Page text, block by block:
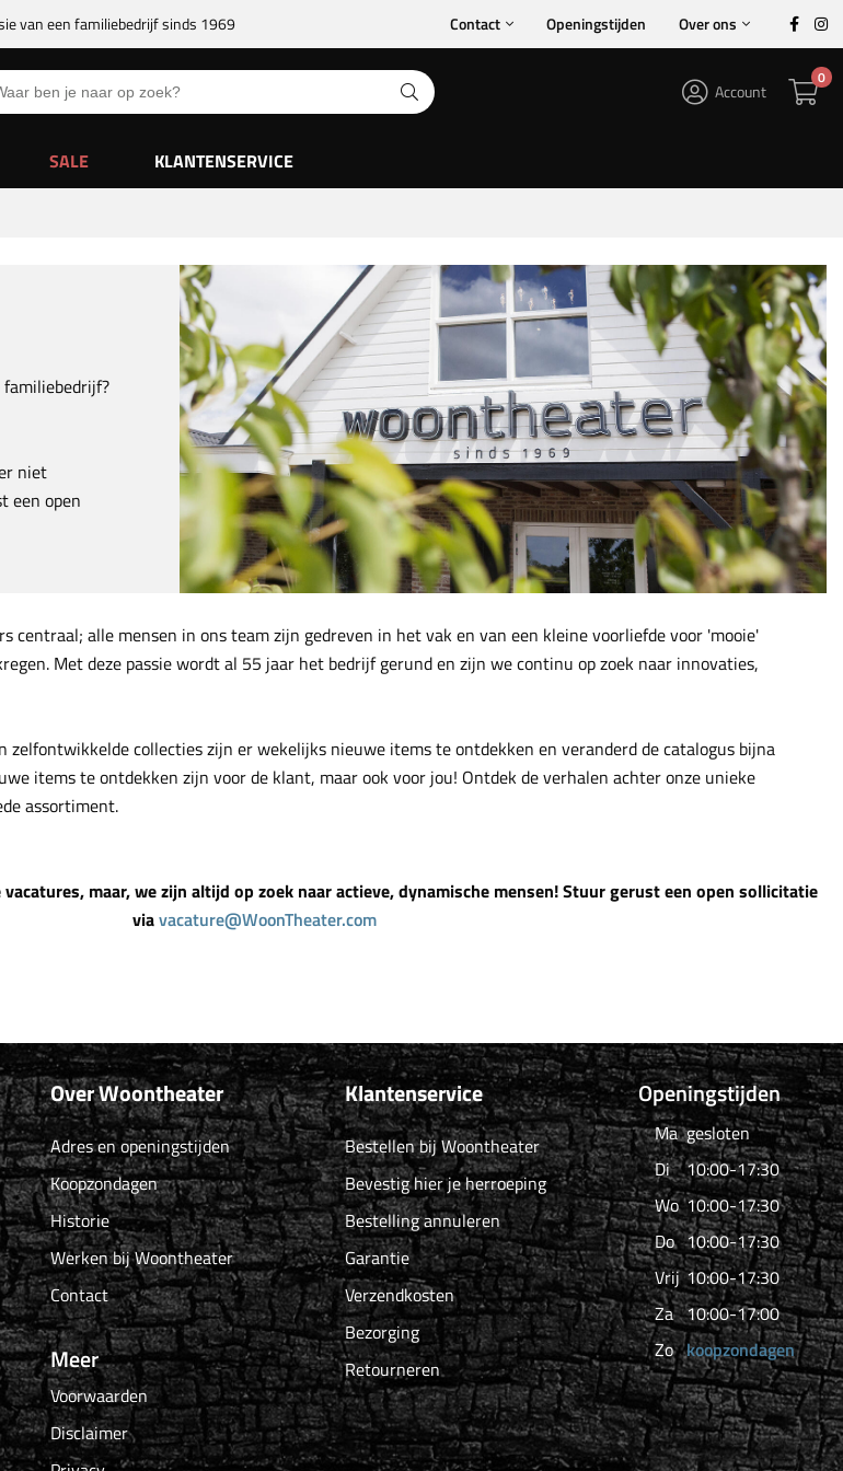
van een familiebedrijf sinds 1969 Contact Openingstijden Over ons
0
Account
SALE KLANTENSERVICE
niet
een open
centraal; alle mensen in ons team zijn gedreven in het vak en van een kleine voorliefde voor 'mooie'
Met deze passie wordt al 55 jaar het bedrijf gerund en zijn we continu op zoek naar innovaties,
collecties zijn er wekelijks nieuwe items te ontdekken en veranderd de catalogus bijna
items te ontdekken zijn voor de klant, maar ook voor jou! Ontdek de verhalen achter onze unieke
assortiment.
maar, we zijn altijd op zoek naar actieve, dynamische mensen! Stuur gerust een open sollicitatie
viavacature@WoonTheater.com
Over Woontheater
Adres en openingstijden
Koopzondagen
Historie
Werken bij Woontheater
Contact
Meer
Voorwaarden
Disclaimer
Klantenservice
Bestellen bij Woontheater
Bevestig hier je herroeping
Bestelling annuleren
Garantie
Verzendkosten
Bezorging
Retourneren
Openingstijden
Ma gesloten
Di
10:00-17:30
Wo 10:00-17:30
Do 10:00-17:30
Vrij 10:00-17:30
Za 10:00-17:00
Zo koopzondagen